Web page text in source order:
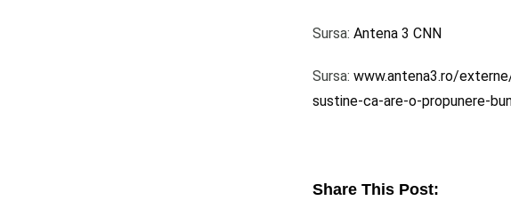
Sursa: Antena 3 CNN
Sursa: www.antena3.ro/
sustine-ca-are-o-propunere-
Share This Post: